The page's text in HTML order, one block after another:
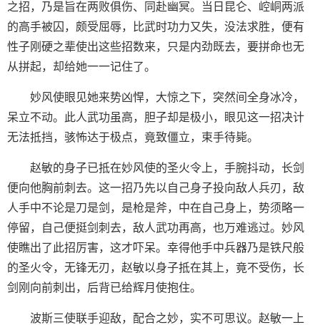
之招，乃是旨在两败俱伤、同赴幽冥。当日昆仑、崆峒两派
的高手被囚，颇受屈辱，比武时功力又失，没法求胜，便有
性子刚硬之辈使出这些招数来，只是内劲既去，要拼命也无
从拼起，却给她一一记住了。
妙风使眼见她来势凶悍，大惊之下，突然间全身冰冷，
呆立不动。此人武功虽高，胆子却是极小，眼见这一招决计
无法抵挡，骇怖达于极点，竟致僵立，束手待毙。
赵敏的身子已抵在妙风使的圣火令上，手腕抖动，长剑
便向他胸前刺去。这一招乃先以自己身子投向敌人兵刃，敌
人手中不论是刀是剑，是枪是斧，中在自己身上，势须略一
停留，自己便挺剑刺去，敌人武功再高，也万难逃过。妙风
使瞧出了此招厉害，这才吓呆。幸得他手中兵器乃是铁尺般
的圣火令，无锋无刃，赵敏以身子抵在其上，竟不受伤，长
剑刚向前刺出，后背已给辉月使抱住。
波斯三使联手迎敌，配合之妙，实不可思议。赵敏一上